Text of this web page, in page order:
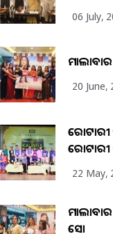
06 July,
20 June,
ରୋଟାରୀ
ରୋଟାରୀ
22 May,
ସୋ